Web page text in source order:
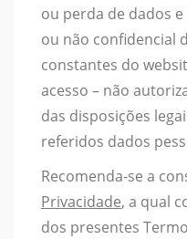
ou perda de dados
ou não confidencial
constantes do
acesso – não
das disposições
referidos dados
Recomenda-se a
Privacidade, a qual
dos presentes